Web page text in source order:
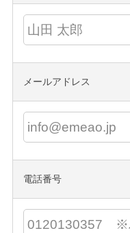
メールアドレス
電話番号